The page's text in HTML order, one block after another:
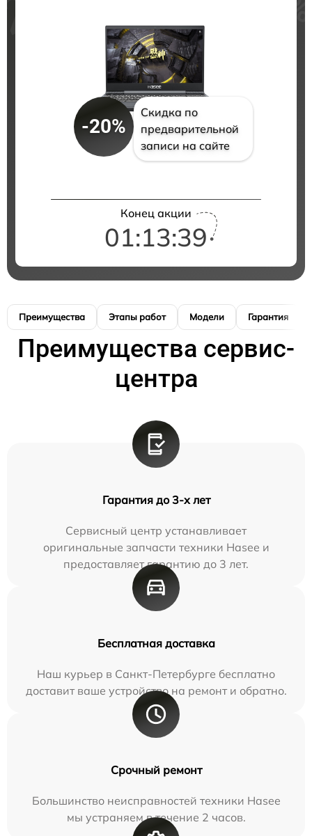
-20%
Скидка по
предварительной
записи на сайте
Конец акции
01:13:38
Преимущества Этапы работ Модели Гарантия
Преимущества сервис-
центра
Гарантия до 3-х лет
Сервисный центр устанавливает
оригинальные запчасти техники Hasee и
предоставляет гарантию до 3 лет.
Бесплатная доставка
Наш курьер в Санкт-Петербурге бесплатно
доставит ваше устройство на ремонт и обратно.
Срочный ремонт
Большинство неисправностей техники Hasee
мы устраняем в течение 2 часов.